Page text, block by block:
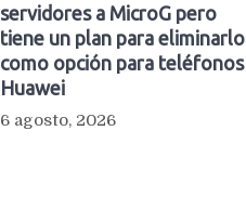
servidores a MicroG pero
tiene un plan para eliminarlo
como opción para teléfonos
Huawei
6 agosto, 2026